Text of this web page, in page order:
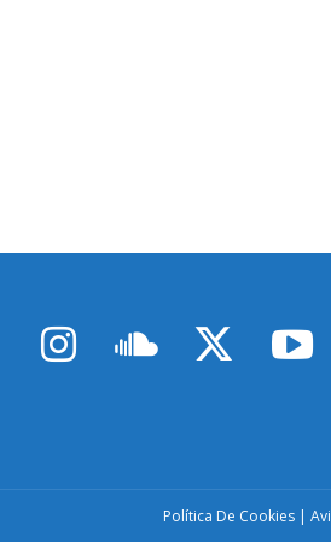
Política De Cookies |